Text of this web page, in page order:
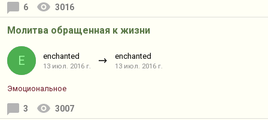
6 3016
Молитва обращенная к жизни
E enchanted
13 июл. 2016 г.
enchanted
13 июл. 2016 г.
Эмоциональное
3 3007